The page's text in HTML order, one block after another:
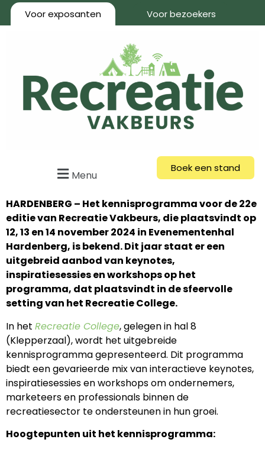
Voor exposanten Voor bezoekers
Menu
Boek een stand
HARDENBERG – Het kennisprogramma voor de 22e
editie van Recreatie Vakbeurs, die plaatsvindt op
12, 13 en 14 november 2024 in Evenementenhal
Hardenberg, is bekend. Dit jaar staat er een
uitgebreid aanbod van keynotes,
inspiratiesessies en workshops op het
programma, dat plaatsvindt in de sfeervolle
setting van het Recreatie College.
In het Recreatie College, gelegen in hal 8
(Klepperzaal), wordt het uitgebreide
kennisprogramma gepresenteerd. Dit programma
biedt een gevarieerde mix van interactieve keynotes,
inspiratiesessies en workshops om ondernemers,
marketeers en professionals binnen de
recreatiesector te ondersteunen in hun groei.
Hoogtepunten uit het kennisprogramma: